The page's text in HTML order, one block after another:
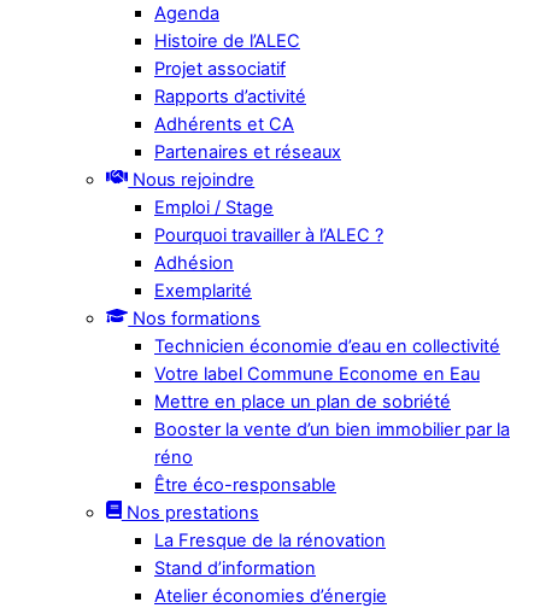
Agenda
Histoire de l’ALEC
Projet associatif
Rapports d’activité
Adhérents et CA
Partenaires et réseaux
Nous rejoindre
Emploi / Stage
Pourquoi travailler à l’ALEC ?
Adhésion
Exemplarité
Nos formations
Technicien économie d’eau en collectivité
Votre label Commune Econome en Eau
Mettre en place un plan de sobriété
Booster la vente d’un bien immobilier par la
réno
Être éco-responsable
Nos prestations
La Fresque de la rénovation
Stand d’information
Atelier économies d’énergie